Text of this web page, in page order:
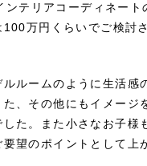
テリアコーディネート
万円くらいでご検討
ルームのように生活感
、その他にもイメージ
た。また小さなお子様
望のポイントとして上